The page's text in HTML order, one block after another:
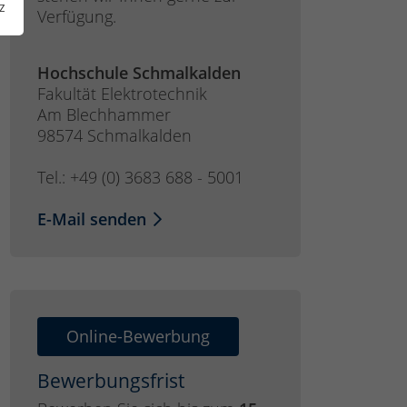
Verfügung.
Hochschule Schmalkalden
Fakultät Elektrotechnik
Am Blechhammer
98574 Schmalkalden
Tel.: +49 (0) 3683 688 - 5001
E-Mail senden
Online-Bewerbung
Bewerbungsfrist